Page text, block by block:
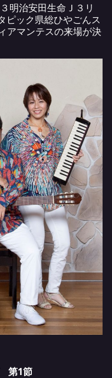
明治安田生命Ｊ３リ
ピック県総ひやごんス
アマンテスの来場が決
第1節